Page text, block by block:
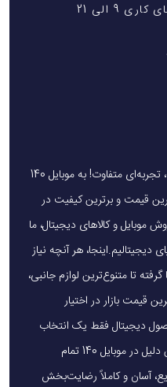
9 الی 21
یک خرید هوشمندانه ، قیمت منصفانه، تجربه‌ای متفاوت! به موبایل 140
قیمت و برترین کیفیت در
تجربه در فروش موبایل و کالاهای دیجیتال، ما
دیجیتالیم.اینجا، هر آنچه نیاز
تا متنوع‌ترین لوازم جانبی،
قیمت بازار در اختیار
دیجیتال فقط یک انتخاب
نیست، بلکه یک تجربه است! به همین دلیل در موبایل 140 تمام
آسان و کاملاً رضایت‌بخش